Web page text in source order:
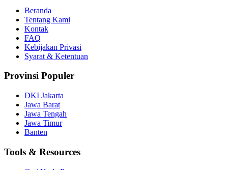
Beranda
Tentang Kami
Kontak
FAQ
Kebijakan Privasi
Syarat & Ketentuan
Provinsi Populer
DKI Jakarta
Jawa Barat
Jawa Tengah
Jawa Timur
Banten
Tools & Resources